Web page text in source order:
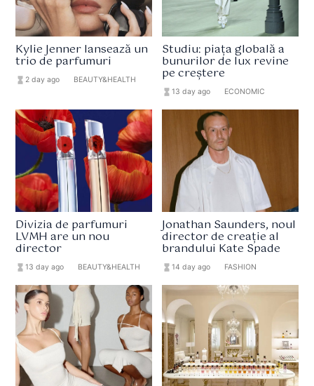
Kylie Jenner lansează un
trio de parfumuri
hourglass_full 2 day ago BEAUTY&HEALTH
Studiu: piața globală a
bunurilor de lux revine
pe creștere
hourglass_full 13 day ago ECONOMIC
Divizia de parfumuri
LVMH are un nou
director
hourglass_full13 day ago BEAUTY&HEALTH
Jonathan Saunders, noul
director de creație al
brandului Kate Spade
hourglass_full 14 day ago FASHION